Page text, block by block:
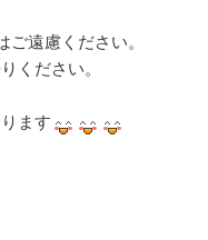
遠慮ください。
ください。
ます